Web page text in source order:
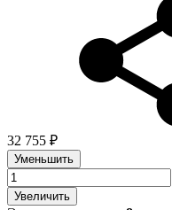
32 755 ₽
Уменьшить
Увеличить